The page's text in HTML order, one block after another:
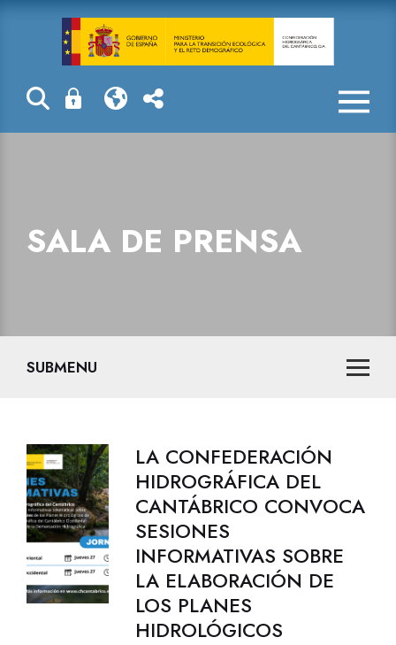
Sala de prensa
SALA DE PRENSA
SUBMENU
LA CONFEDERACIÓN
HIDROGRÁFICA DEL
CANTÁBRICO CONVOCA
SESIONES
INFORMATIVAS SOBRE
LA ELABORACIÓN DE
LOS PLANES
HIDROLÓGICOS